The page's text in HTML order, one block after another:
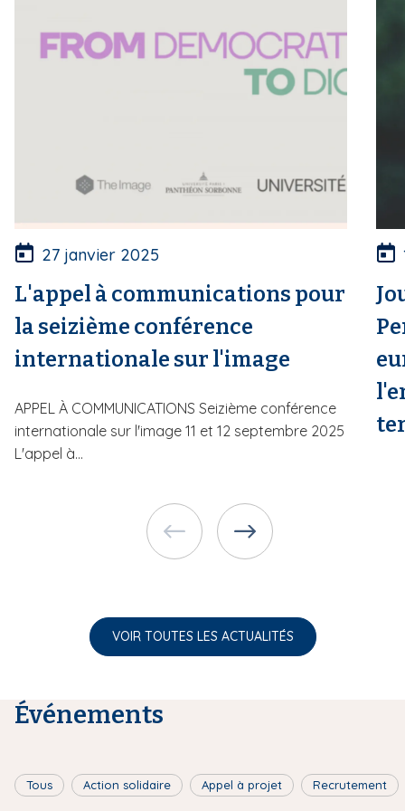
27 janvier 2025
L'appel à communications pour
la seizième conférence
internationale sur l'image
APPEL À COMMUNICATIONS Seizième conférence
internationale sur l'image 11 et 12 septembre 2025
L'appel à...
VOIR TOUTES LES ACTUALITÉS
Événements
Tous Action solidaire Appel à projet Recrutement